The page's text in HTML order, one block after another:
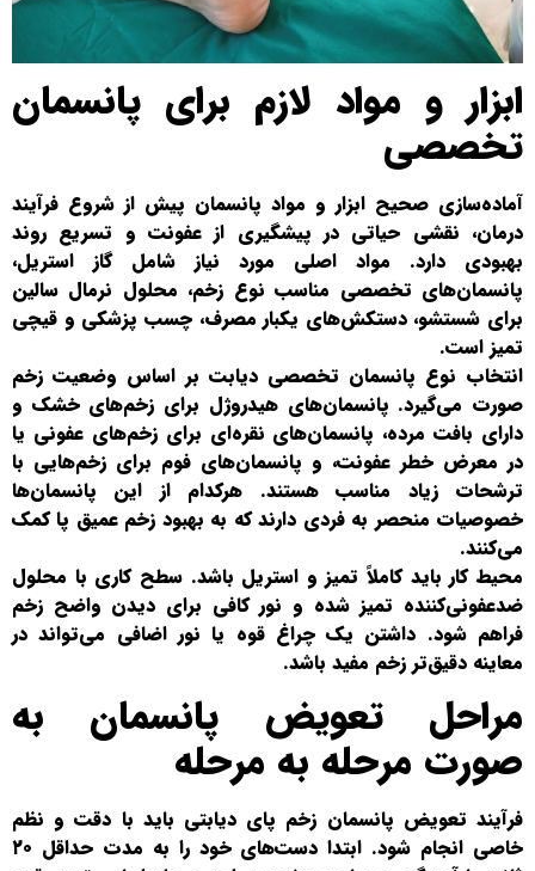
ابزار و مواد لازم برای پانسمان
تخصصی
آماده‌سازی صحیح ابزار و مواد پانسمان پیش از شروع فرآیند
درمان، نقشی حیاتی در پیشگیری از عفونت و تسریع روند
بهبودی دارد. مواد اصلی مورد نیاز شامل گاز استریل،
پانسمان‌های تخصصی مناسب نوع زخم، محلول نرمال سالین
برای شستشو، دستکش‌های یکبار مصرف، چسب پزشکی و قیچی
تمیز است.
انتخاب نوع پانسمان تخصصی دیابت بر اساس وضعیت زخم
صورت می‌گیرد. پانسمان‌های هیدروژل برای زخم‌های خشک و
دارای بافت مرده، پانسمان‌های نقره‌ای برای زخم‌های عفونی یا
در معرض خطر عفونت، و پانسمان‌های فوم برای زخم‌هایی با
ترشحات زیاد مناسب هستند. هرکدام از این پانسمان‌ها
خصوصیات منحصر به فردی دارند که به بهبود زخم عمیق پا کمک
می‌کنند.
محیط کار باید کاملاً تمیز و استریل باشد. سطح کاری با محلول
ضدعفونی‌کننده تمیز شده و نور کافی برای دیدن واضح زخم
فراهم شود. داشتن یک چراغ قوه یا نور اضافی می‌تواند در
معاینه دقیق‌تر زخم مفید باشد.
مراحل تعویض پانسمان به
صورت مرحله به مرحله
فرآیند تعویض پانسمان زخم پای دیابتی باید با دقت و نظم
خاصی انجام شود. ابتدا دست‌های خود را به مدت حداقل ۲۰